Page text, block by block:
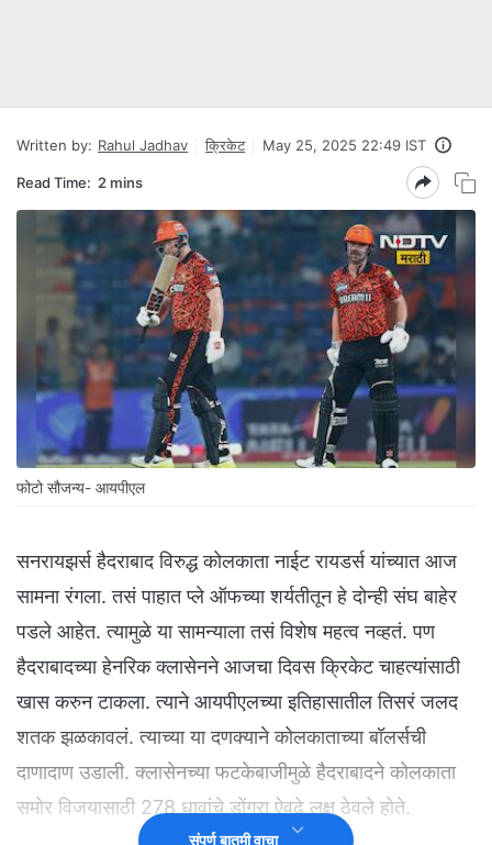
Written by: Rahul Jadhav क्रिकेट May 25, 2025 22:49 IST
Read Time: 2 mins
फोटो सौजन्य- आयपीएल
सनरायझर्स हैदराबाद विरुद्ध कोलकाता नाईट रायडर्स यांच्यात आज
सामना रंगला. तसं पाहात प्ले ऑफच्या शर्यतीतून हे दोन्ही संघ बाहेर
पडले आहेत. त्यामुळे या सामन्याला तसं विशेष महत्व नव्हतं. पण
हैदराबादच्या हेनरिक क्लासेनने आजचा दिवस क्रिकेट चाहत्यांसाठी
खास करुन टाकला. त्याने आयपीएलच्या इतिहासातील तिसरं जलद
शतक झळकावलं. त्याच्या या दणक्याने कोलकाताच्या बॉलर्सची
दाणादाण उडाली. क्लासेनच्या फटकेबाजीमुळे हैदराबादने कोलकाता
समोर विजयासाठी 278 धावांचे डोंगरा ऐवढे लक्ष ठेवले होते.
संपूर्ण बातमी वाचा